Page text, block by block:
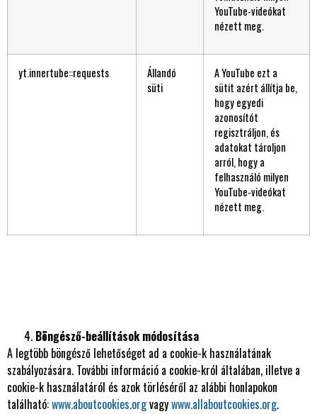
YouTube-videókat
nézett meg.
yt.innertube::requests
Állandó
süti
A YouTube ezt a
sütit azért állítja be,
hogy egyedi
azonosítót
regisztráljon, és
adatokat tároljon
arról, hogy a
felhasználó milyen
YouTube-videókat
nézett meg.
Böngésző-beállítások módosítása
A legtöbb böngésző lehetőséget ad a cookie-k használatának
szabályozására. További információ a cookie-król általában, illetve a
cookie-k használatáról és azok törléséről az alábbi honlapokon
található:www.aboutcookies.orgvagywww.allaboutcookies.org.